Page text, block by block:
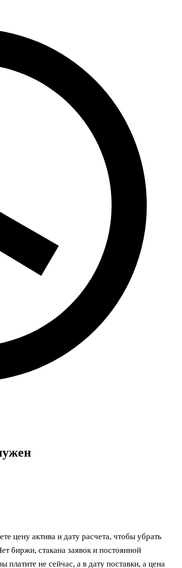
цену актива и дату расчета, чтобы убрать
биржи, стакана заявок и постоянной
не сейчас, а в дату поставки, а цена